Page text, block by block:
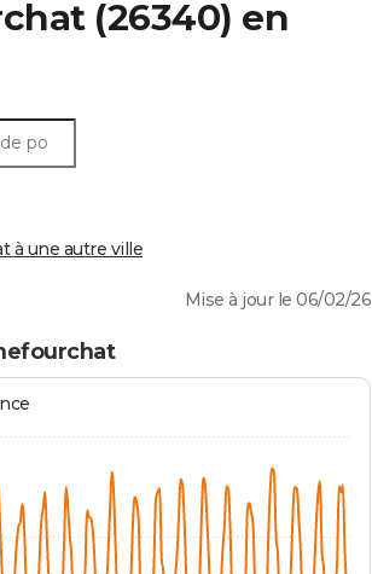
(26340) en
à une autre ville
Mise à jour le 06/02/26